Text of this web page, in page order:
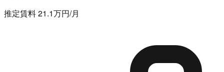
推定賃料 21.1万円/月